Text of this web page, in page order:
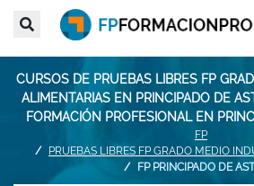
CURSOS DE PRUEBAS LIBRES FP
ALIMENTARIAS EN PRINCIPADO DE
FORMACIÓN PROFESIONAL EN
FP
PRUEBAS LIBRES FP GRADO MEDIO
FP PRINCIPADO DE